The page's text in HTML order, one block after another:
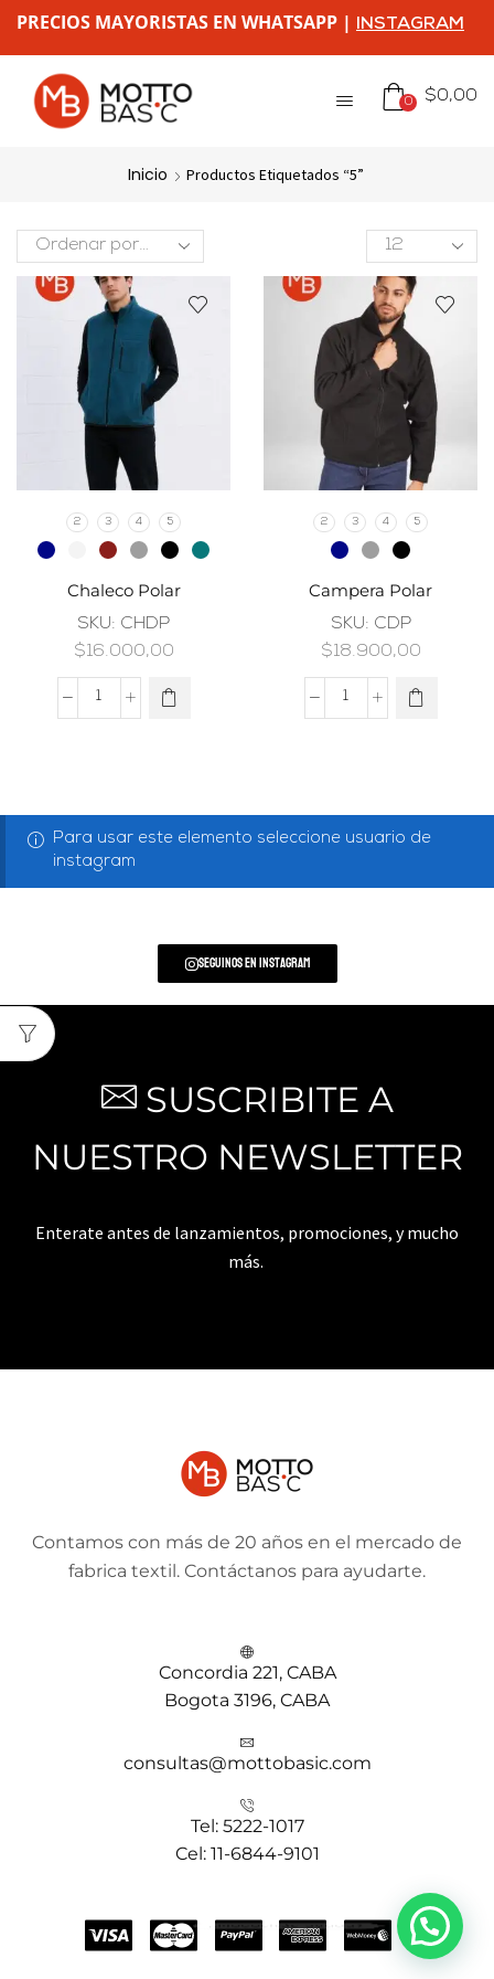
PRECIOS MAYORISTAS EN WHATSAPP | INSTAGRAM
0 $0,00
Inicio Productos Etiquetados “5”
2 3 4 5
Chaleco Polar
SKU: CHDP
$16.000,00
2 3 4 5
Campera Polar
SKU: CDP
$18.900,00
Para usar este elemento seleccione usuario de
instagram
Seguinos en Instagram
SUSCRIBITE A
NUESTRO NEWSLETTER
Enterate antes de lanzamientos, promociones, y mucho
más.
Contamos con más de 20 años en el mercado de
fabrica textil. Contáctanos para ayudarte.
Concordia 221, CABA
Bogota 3196, CABA
consultas@mottobasic.com
Tel: 5222-1017
Cel: 11-6844-9101
¿Necesitás ayuda?